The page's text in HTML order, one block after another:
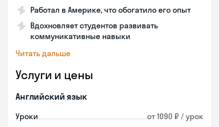
Работал в Америке, что обогатило его опыт
Вдохновляет студентов развивать
коммуникативные навыки
Читать дальше
Услуги и цены
Английский язык
Уроки от 1090 ₽ / урок